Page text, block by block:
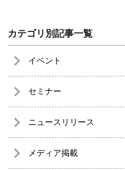
カテゴリ別記事一覧
イベント
セミナー
ニュースリリース
メディア掲載